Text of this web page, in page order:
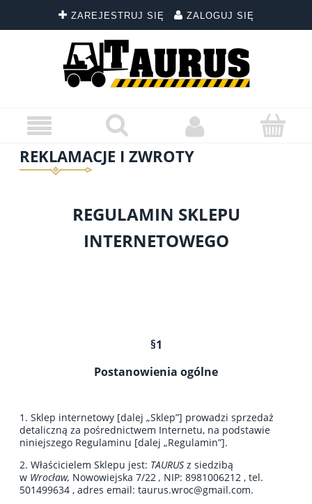
ZAREJESTRUJ SIĘ ZALOGUJ SIĘ
REKLAMACJE I ZWROTY
REGULAMIN SKLEPU
INTERNETOWEGO
§1
Postanowienia ogólne
1. Sklep internetowy [dalej „Sklep”] prowadzi sprzedaż
detaliczną za pośrednictwem Internetu, na podstawie
niniejszego Regulaminu [dalej „Regulamin”].
2. Właścicielem Sklepu jest: TAURUS z siedzibą
w Wrocław, Nowowiejska 7/22 , NIP: 8981006212 , tel.
501499634 , adres email: taurus.wroc@gmail.com.